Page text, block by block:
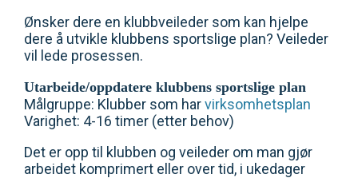
Ønsker dere en klubbveileder som kan hjelpe
dere å utvikle klubbens sportslige plan? Veileder
vil lede prosessen.
Utarbeide/oppdatere klubbens sportslige plan
Målgruppe: Klubber som harvirksomhetsplan
Varighet: 4-16 timer (etter behov)
Det er opp til klubben og veileder om man gjør
arbeidet komprimert eller over tid, i ukedager